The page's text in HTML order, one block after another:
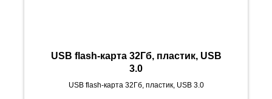
USB flash-карта 32Гб, пластик, USB
3.0
USB flash-карта 32Гб, пластик, USB 3.0